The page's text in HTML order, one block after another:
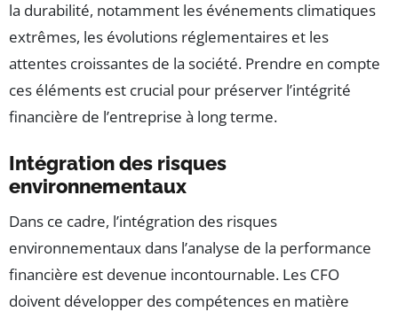
la durabilité, notamment les événements climatiques
extrêmes, les évolutions réglementaires et les
attentes croissantes de la société. Prendre en compte
ces éléments est crucial pour préserver l’intégrité
financière de l’entreprise à long terme.
Intégration des risques
environnementaux
Dans ce cadre, l’intégration des risques
environnementaux dans l’analyse de la performance
financière est devenue incontournable. Les CFO
doivent développer des compétences en matière